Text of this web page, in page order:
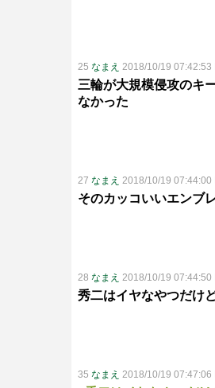
25 なまえ 2018/10/19 07:42:53
三輪が大規模侵攻のキ
なかった
27 なまえ 2018/10/19 07:44:00
そのカッコいいエンブ
28 なまえ 2018/10/19
秀二はイヤなやつだけ
35 なまえ 2018/10/19 07:47:06